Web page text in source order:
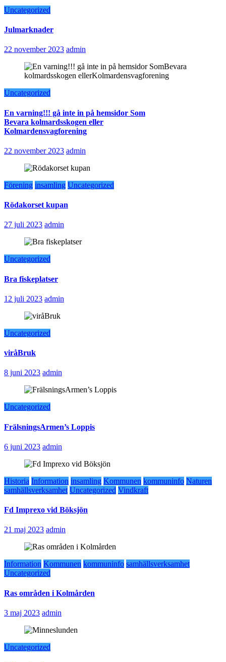
Uncategorized
Julmarknader
22 november 2023 admin
Uncategorized
En varning!!! gå inte in på hemsidor Som
Bevara kolmardsskogen eller
Kolmardensvagforening
22 november 2023 admin
Förening insamling Uncategorized
Rödakorset kupan
27 juli 2023 admin
Uncategorized
Bra fiskeplatser
12 juli 2023 admin
Uncategorized
viråBruk
8 juni 2023 admin
Uncategorized
FrälsningsArmen’s Loppis
6 juni 2023 admin
Historia Information insamling Kommunen kommuninfo Naturen
samhällsverksamhet Uncategorized Vindkraft
Fd Imprexo vid Böksjön
21 maj 2023 admin
Information Kommunen kommuninfo samhällsverksamhet
Uncategorized
Ras områden i Kolmården
3 maj 2023 admin
Uncategorized